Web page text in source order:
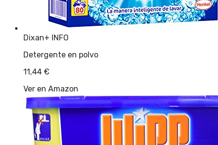
Dixan+ INFO
Detergente en polvo
11,44 €
Ver en Amazon